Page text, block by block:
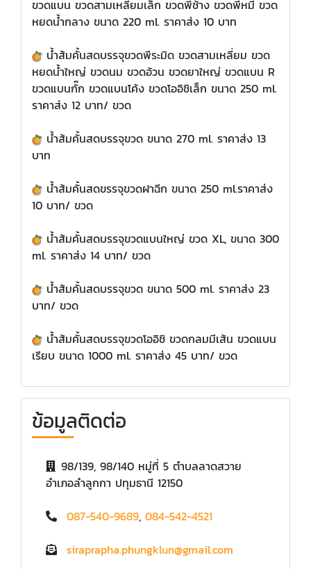
ขวดแบน ขวดสามเหลี่ยมเล็ก ขวดพี่ช้าง ขวดพี่หมี ขวด
หยดน้ำกลาง ขนาด 220 ml. ราคาส่ง 10 บาท
​น้ำส้มคั้นสดบรรจุขวดพีระมิด ขวดสามเหลี่ยม ขวด
หยดน้ำใหญ่ ขวดนม ขวดอ้วน ขวดยาใหญ่ ขวดแบน R
ขวดแบนกั๊ก ขวดแบนโค้ง ขวดโออิชิเล็ก ขนาด 250 ml.
ราคาส่ง 12 บาท/ ขวด
​น้ำส้มคั้นสดบรรจุขวด ขนาด 270 ml. ราคาส่ง 13
บาท
​น้ำส้มคั้นสดขรรจุขวดฝาฉีก ขนาด 250 ml.ราคาส่ง
10 บาท/ ขวด
​น้ำส้มคั้นสดบรรจุขวดแบนใหญ่ ขวด XL, ขนาด 300
ml. ราคาส่ง 14 บาท/ ขวด
​น้ำส้มคั้นสดบรรจุขวด ขนาด 500 ml. ราคาส่ง 23
บาท/ ขวด
​น้ำส้มคั้นสดบรรจุขวดโออิชิ ขวดกลมมีเส้น ขวดแบน
เรียบ ขนาด 1000 ml. ราคาส่ง 45 บาท/ ขวด
ข้อมูลติดต่อ
98/139, 98/140 หมู่ที่ 5 ตำบลลาดสวาย
อำเภอลำลูกกา ปทุมธานี 12150
087-540-9689, 084-542-4521
siraprapha.phungklun@gmail.com